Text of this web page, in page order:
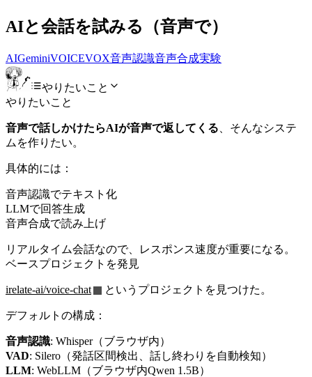
AIと会話を試みる（音声で）
AIGeminiVOICEVOX音声認識音声合成実験
やりたいこと
やりたいこと
音声で話しかけたらAIが音声で返してくる 、そんなシステ
ムを作りたい。
具体的には：
音声認識でテキスト化
LLMで回答生成
音声合成で読み上げ
リアルタイム会話なので、レスポンス速度が重要になる。
ベースプロジェクトを発見
irelate-ai/voice-chat というプロジェクトを見つけた。
デフォルトの構成：
音声認識: Whisper（ブラウザ内）
VAD: Silero（発話区間検出、話し終わりを自動検知）
LLM: WebLLM（ブラウザ内Qwen 1.5B）